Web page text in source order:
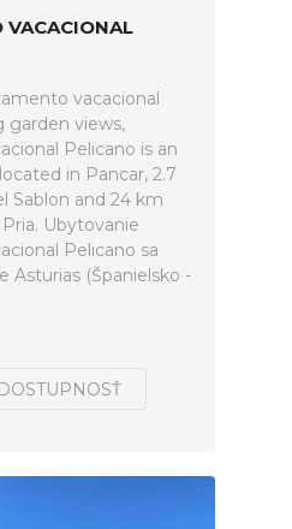
VACACIONAL
vacacional
garden views,
Pelicano is an
in Pancar, 2.7
Sablon and 24 km
Ubytovanie
Pelicano sa
Asturias (Španielsko -